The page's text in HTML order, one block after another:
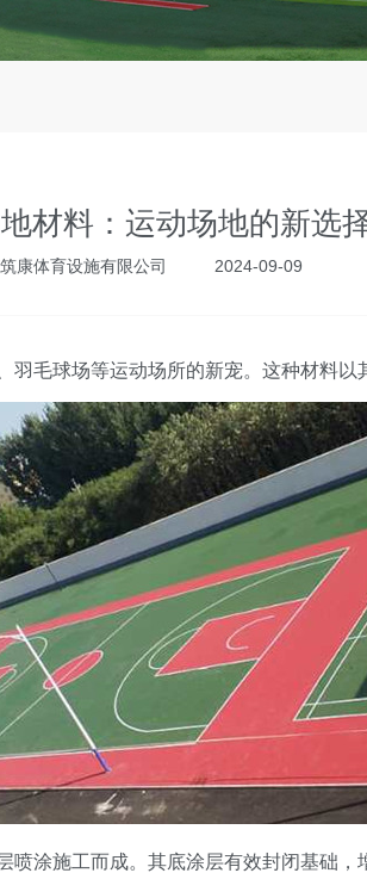
材料：运动场地的新选
康体育设施有限公司 2024-09-09
毛球场等运动场所的新宠。这种材料以
涂施工而成。其底涂层有效封闭基础